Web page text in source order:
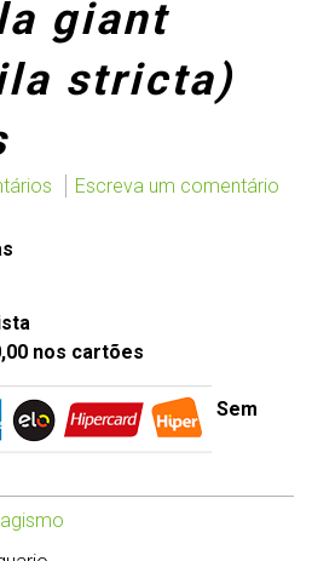
giant
stricta)
Escreva um comentário
nos cartões
Sem